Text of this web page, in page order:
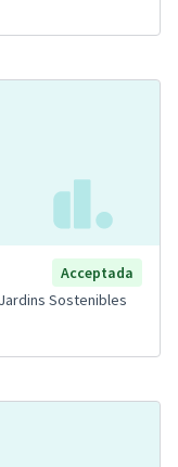
Acceptada
Sostenibles